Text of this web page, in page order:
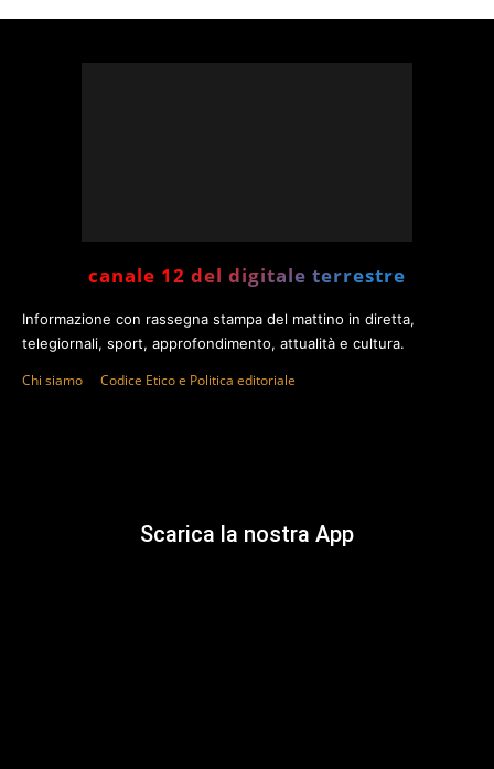
canale 12 del digitale terrestre
Informazione con rassegna stampa del mattino in diretta,
telegiornali, sport, approfondimento, attualità e cultura.
Chi siamo Codice Etico e Politica editoriale
Scarica la nostra App